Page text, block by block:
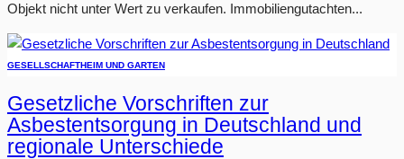
Objekt nicht unter Wert zu verkaufen. Immobiliengutachten...
GESELLSCHAFTHEIM UND GARTEN
Gesetzliche Vorschriften zur
Asbestentsorgung in Deutschland und
regionale Unterschiede